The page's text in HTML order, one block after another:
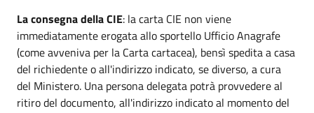
La consegna della CIE: la carta CIE non viene
immediatamente erogata allo sportello Ufficio Anagrafe
(come avveniva per la Carta cartacea), bensì spedita a casa
del richiedente o all'indirizzo indicato, se diverso, a cura
del Ministero. Una persona delegata potrà provvedere al
ritiro del documento, all'indirizzo indicato al momento del